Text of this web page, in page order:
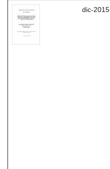
dic-2015